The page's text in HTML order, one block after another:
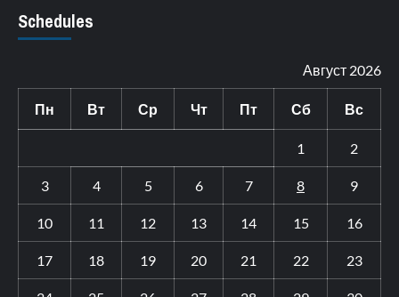
Schedules
Август 2026
Пн Вт Ср Чт Пт Сб Вс
1 2
3 4 5 6 7 8 9
10 11 12 13 14 15 16
17 18 19 20 21 22 23